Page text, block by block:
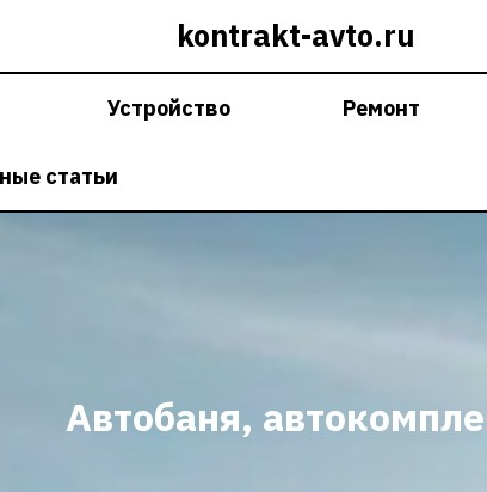
kontrakt-avto.ru
Устройство Ремонт
статьи
Автобаня,